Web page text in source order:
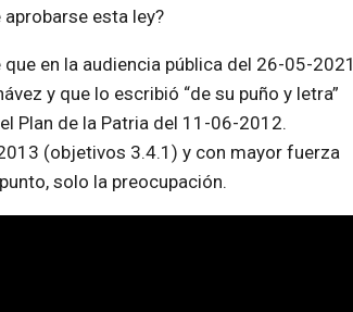
esta ley?
en la audiencia pública del 26-05-2021
y que lo escribió “de su puño y letra”
Plan de la Patria del 11-06-2012.
(objetivos 3.4.1) y con mayor fuerza
solo la preocupación.